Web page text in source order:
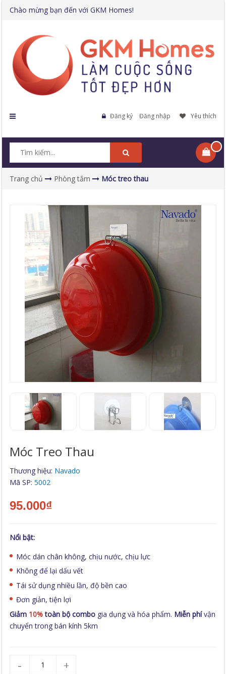
Chào mừng bạn đến với GKM Homes!
Đăng ký Đăng nhập Yêu thích
Trang chủ Phòng tắm Móc treo thau
Móc Treo Thau
Thương hiệu: Navado
Mã SP:5002
95.000₫
Nổi bật:
Móc dán chân không, chịu nước, chịu lực
Không để lại dấu vết
Tái sử dụng nhiều lần, độ bền cao
Đơn giản, tiện lợi
Giảm 10%toàn bộ combo gia dụng và hóa phẩm. Miễn phívận
chuyển trong bán kính 5km
- +